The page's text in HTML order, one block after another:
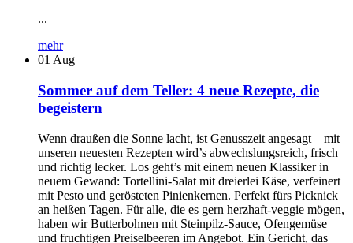
...
mehr
01 Aug
Sommer auf dem Teller: 4 neue Rezepte, die
begeistern
Wenn draußen die Sonne lacht, ist Genusszeit angesagt – mit
unseren neuesten Rezepten wird’s abwechslungsreich, frisch
und richtig lecker. Los geht’s mit einem neuen Klassiker in
neuem Gewand: Tortellini-Salat mit dreierlei Käse, verfeinert
mit Pesto und gerösteten Pinienkernen. Perfekt fürs Picknick
an heißen Tagen. Für alle, die es gern herzhaft-veggie mögen,
haben wir Butterbohnen mit Steinpilz-Sauce, Ofengemüse
und fruchtigen Preiselbeeren im Angebot. Ein Gericht, das